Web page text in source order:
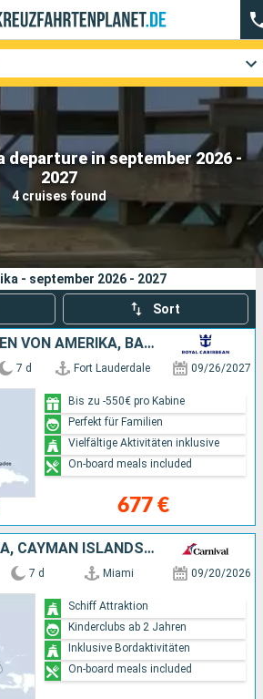
departure in september 2026 -
2027
4 cruises found
Cruise lines
Search
- september 2026 - 2027
Sort
VEREINIGTE STAATEN VON AMERIKA, BAHAMAS, JAMAIKA, HAITI
7 d Fort Lauderdale 09/26/2027
677 €
Bis zu -550€ pro Kabine
Perfekt für Familien
Vielfältige Aktivitäten inklusive
On-board meals included
BAHAMAS, JAMAIKA, CAYMAN ISLANDS, VEREINIGTE STAATEN VON AMERIKA
7 d Miami 09/20/2026
Schiff Attraktion
Kinderclubs ab 2 Jahren
Inklusive Bordaktivitäten
On-board meals included